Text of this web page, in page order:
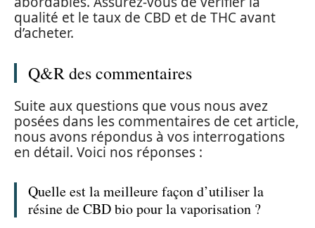
qualité et le taux de CBD et de THC avant
d’acheter.
Q&R des commentaires
Suite aux questions que vous nous avez
posées dans les commentaires de cet article,
nous avons répondus à vos interrogations
en détail. Voici nos réponses :
Quelle est la meilleure façon d’utiliser la
résine de CBD bio pour la vaporisation ?